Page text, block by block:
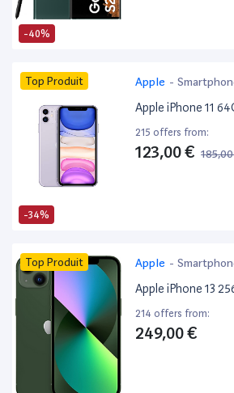
-40%
-34%
Top Produit Apple -
Apple iPhone 11
215 offers from:
123,00 €
Top Produit Apple -
Apple iPhone 13
214 offers from:
249,00 €